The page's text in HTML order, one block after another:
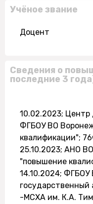
Учёное звание
Доцент
Сведения о
последние 3
10.02.2023;
ФГБОУ ВО
квалификации";
25.10.2023; АНО
"повышение
14.10.2024; ФГБОУ
государственный
-МСХА им. К.А.